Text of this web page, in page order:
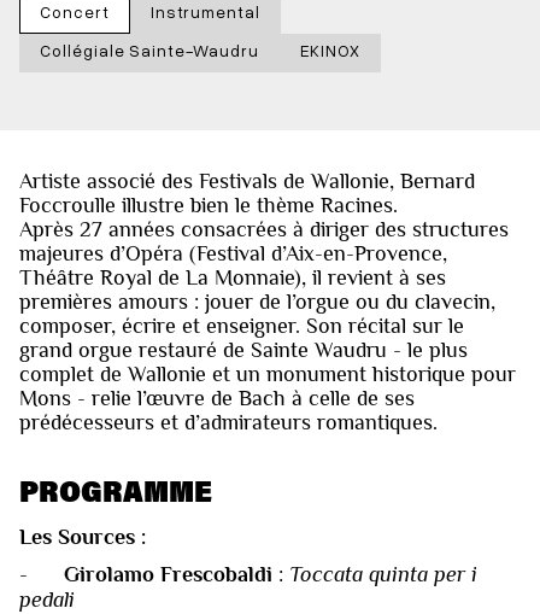
Concert
Instrumental
Collégiale Sainte-Waudru
EKINOX
Artiste associé des Festivals de Wallonie, Bernard
Foccroulle illustre bien le thème Racines.
Après 27 années consacrées à diriger des structures
majeures d’Opéra (Festival d’Aix-en-Provence,
Théâtre Royal de La Monnaie), il revient à ses
premières amours : jouer de l’orgue ou du clavecin,
composer, écrire et enseigner. Son récital sur le
grand orgue restauré de Sainte Waudru - le plus
complet de Wallonie et un monument historique pour
Mons - relie l’œuvre de Bach à celle de ses
prédécesseurs et d’admirateurs romantiques.
PROGRAMME
Les Sources :
- Girolamo Frescobaldi : Toccata quinta per i
pedali